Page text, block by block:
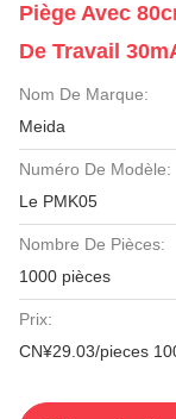
Piège Avec
De Travail
Nom De Marque:
Meida
Numéro De Modèle:
Le PMK05
Nombre De Pièces:
1000 pièces
Prix:
CN¥29.03/pieces